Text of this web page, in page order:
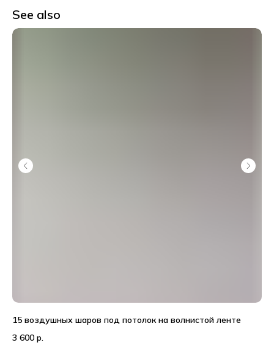
See also
15 воздушных шаров под потолок на волнистой ленте
3 600 р.